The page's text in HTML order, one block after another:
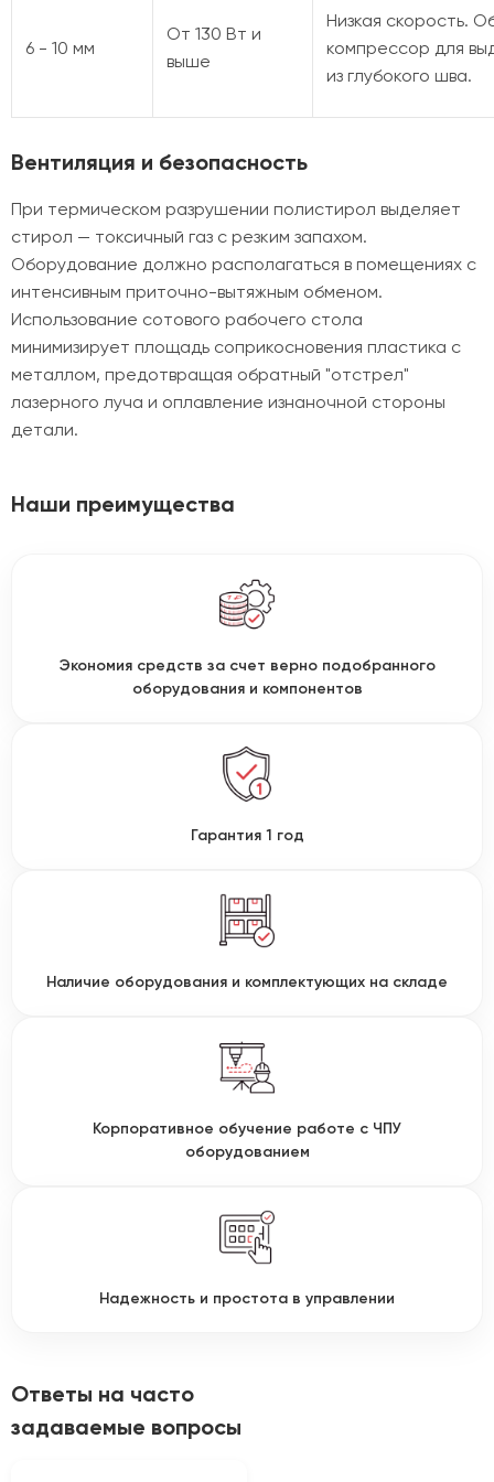
6 - 10 мм
От 130 Вт и
выше
Низкая скорость.
компрессор для
из глубокого шва.
Вентиляция и безопасность
При термическом разрушении полистирол выделяет
стирол — токсичный газ с резким запахом.
Оборудование должно располагаться в помещениях с
интенсивным приточно-вытяжным обменом.
Использование сотового рабочего стола
минимизирует площадь соприкосновения пластика с
металлом, предотвращая обратный "отстрел"
лазерного луча и оплавление изнаночной стороны
детали.
Наши преимущества
Экономия средств за счет верно подобранного
оборудования и компонентов
Гарантия 1 год
Наличие оборудования и комплектующих на складе
Корпоративное обучение работе с ЧПУ
оборудованием
Надежность и простота в управлении
Ответы на часто
задаваемые вопросы